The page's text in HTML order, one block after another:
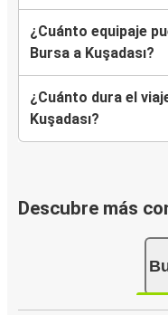
¿Cuánto equipaje
Bursa a Kuşadası?
¿Cuánto dura el
Kuşadası?
Descubre más